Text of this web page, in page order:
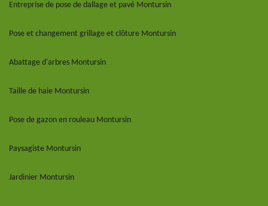
Entreprise de pose de dallage et pavé Montursin
Pose et changement grillage et clôture Montursin
Abattage d'arbres Montursin
Taille de haie Montursin
Pose de gazon en rouleau Montursin
Paysagiste Montursin
Jardinier Montursin